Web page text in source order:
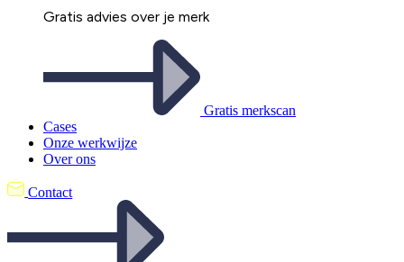
Gratis advies over je merk
Gratis merkscan
Cases
Onze werkwijze
Over ons
Contact